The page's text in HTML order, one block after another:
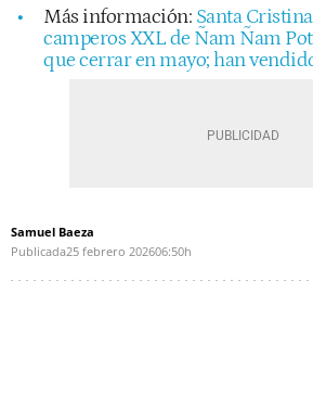
Más información: Santa
camperos XXL de Ñam Ñam
que cerrar en mayo; han
Samuel Baeza
Publicada25 febrero 202606:50h